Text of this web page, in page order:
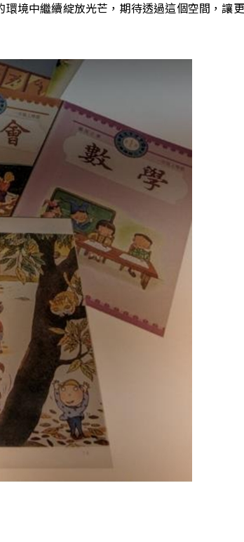
境中繼續綻放光芒，期待透過這個空間，讓